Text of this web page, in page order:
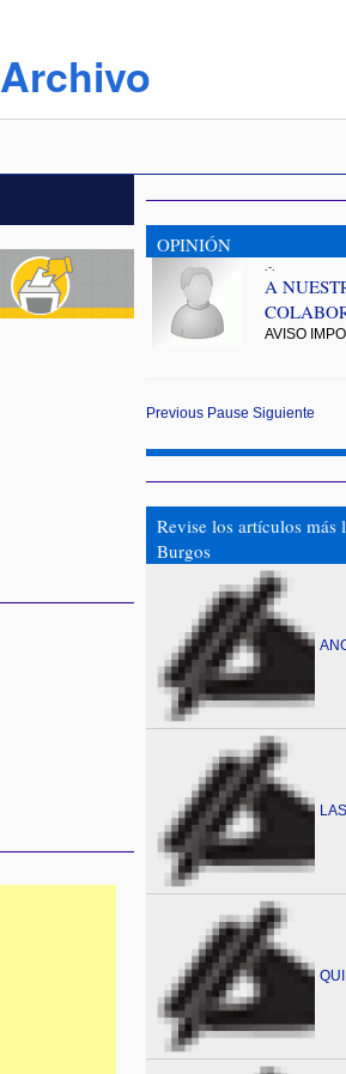
Archivo
OPINIÓN
.-.
A
AVISO
Previous Pause Siguiente
Revise los artículos más
Burgos